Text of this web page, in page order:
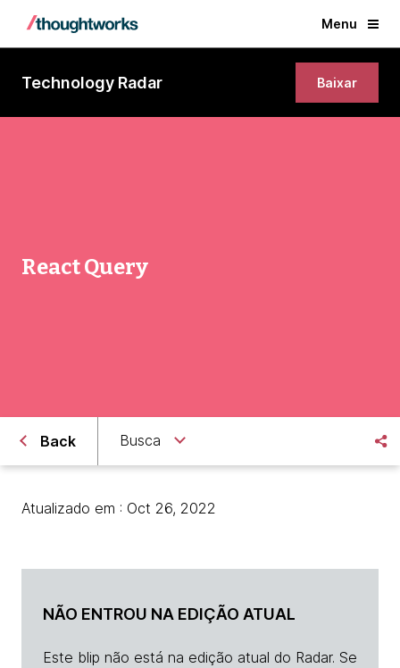
Menu
Technology Radar Baixar
React Query
Back Busca
Atualizado em : Oct 26, 2022
NÃO ENTROU NA EDIÇÃO ATUAL
Este blip não está na edição atual do Radar. Se